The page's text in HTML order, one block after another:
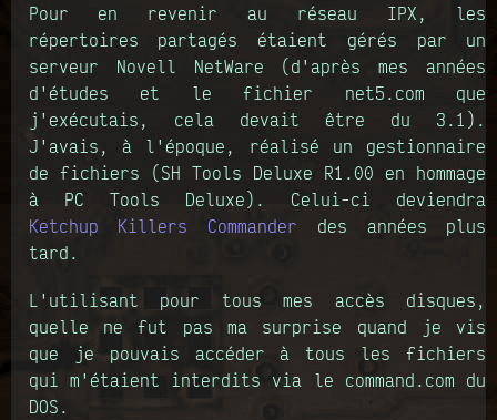
Pour en revenir au réseau IPX, les
répertoires partagés étaient gérés par un
serveur Novell NetWare (d'après mes années
d'études et le fichier net5.com que
j'exécutais, cela devait être du 3.1).
J'avais, à l'époque, réalisé un gestionnaire
de fichiers (SH Tools Deluxe R1.00 en hommage
à PC Tools Deluxe). Celui-ci deviendra
Ketchup Killers Commander des années plus
tard.
L'utilisant pour tous mes accès disques,
quelle ne fut pas ma surprise quand je vis
que je pouvais accéder à tous les fichiers
qui m'étaient interdits via le command.com du
DOS.